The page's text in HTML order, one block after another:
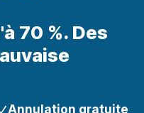
70 %. Des
Annulation gratuite